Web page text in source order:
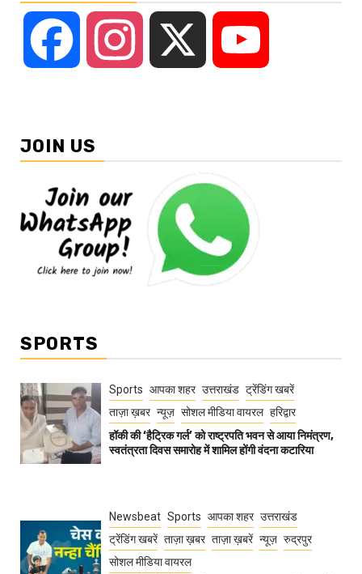
Facebook Instagram
JOIN US
SPORTS
Sports आपका शहर उत्तराखंड ट्रेंडिंग खबरें
ताज़ा ख़बर न्यूज़ सोशल मीडिया वायरल हरिद्वार
हॉकी की ‘हैट्रिक गर्ल’ को राष्ट्रपति भवन से आया निमंत्रण,
स्वतंत्रता दिवस समारोह में शामिल होंगी वंदना कटारिया
Newsbeat Sports आपका शहर उत्तराखंड
ट्रेंडिंग खबरें ताज़ा ख़बर ताज़ा ख़बरें न्यूज़ रुद्रपुर
सोशल मीडिया वायरल